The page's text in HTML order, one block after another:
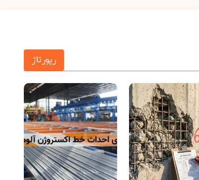
رپورتاژ